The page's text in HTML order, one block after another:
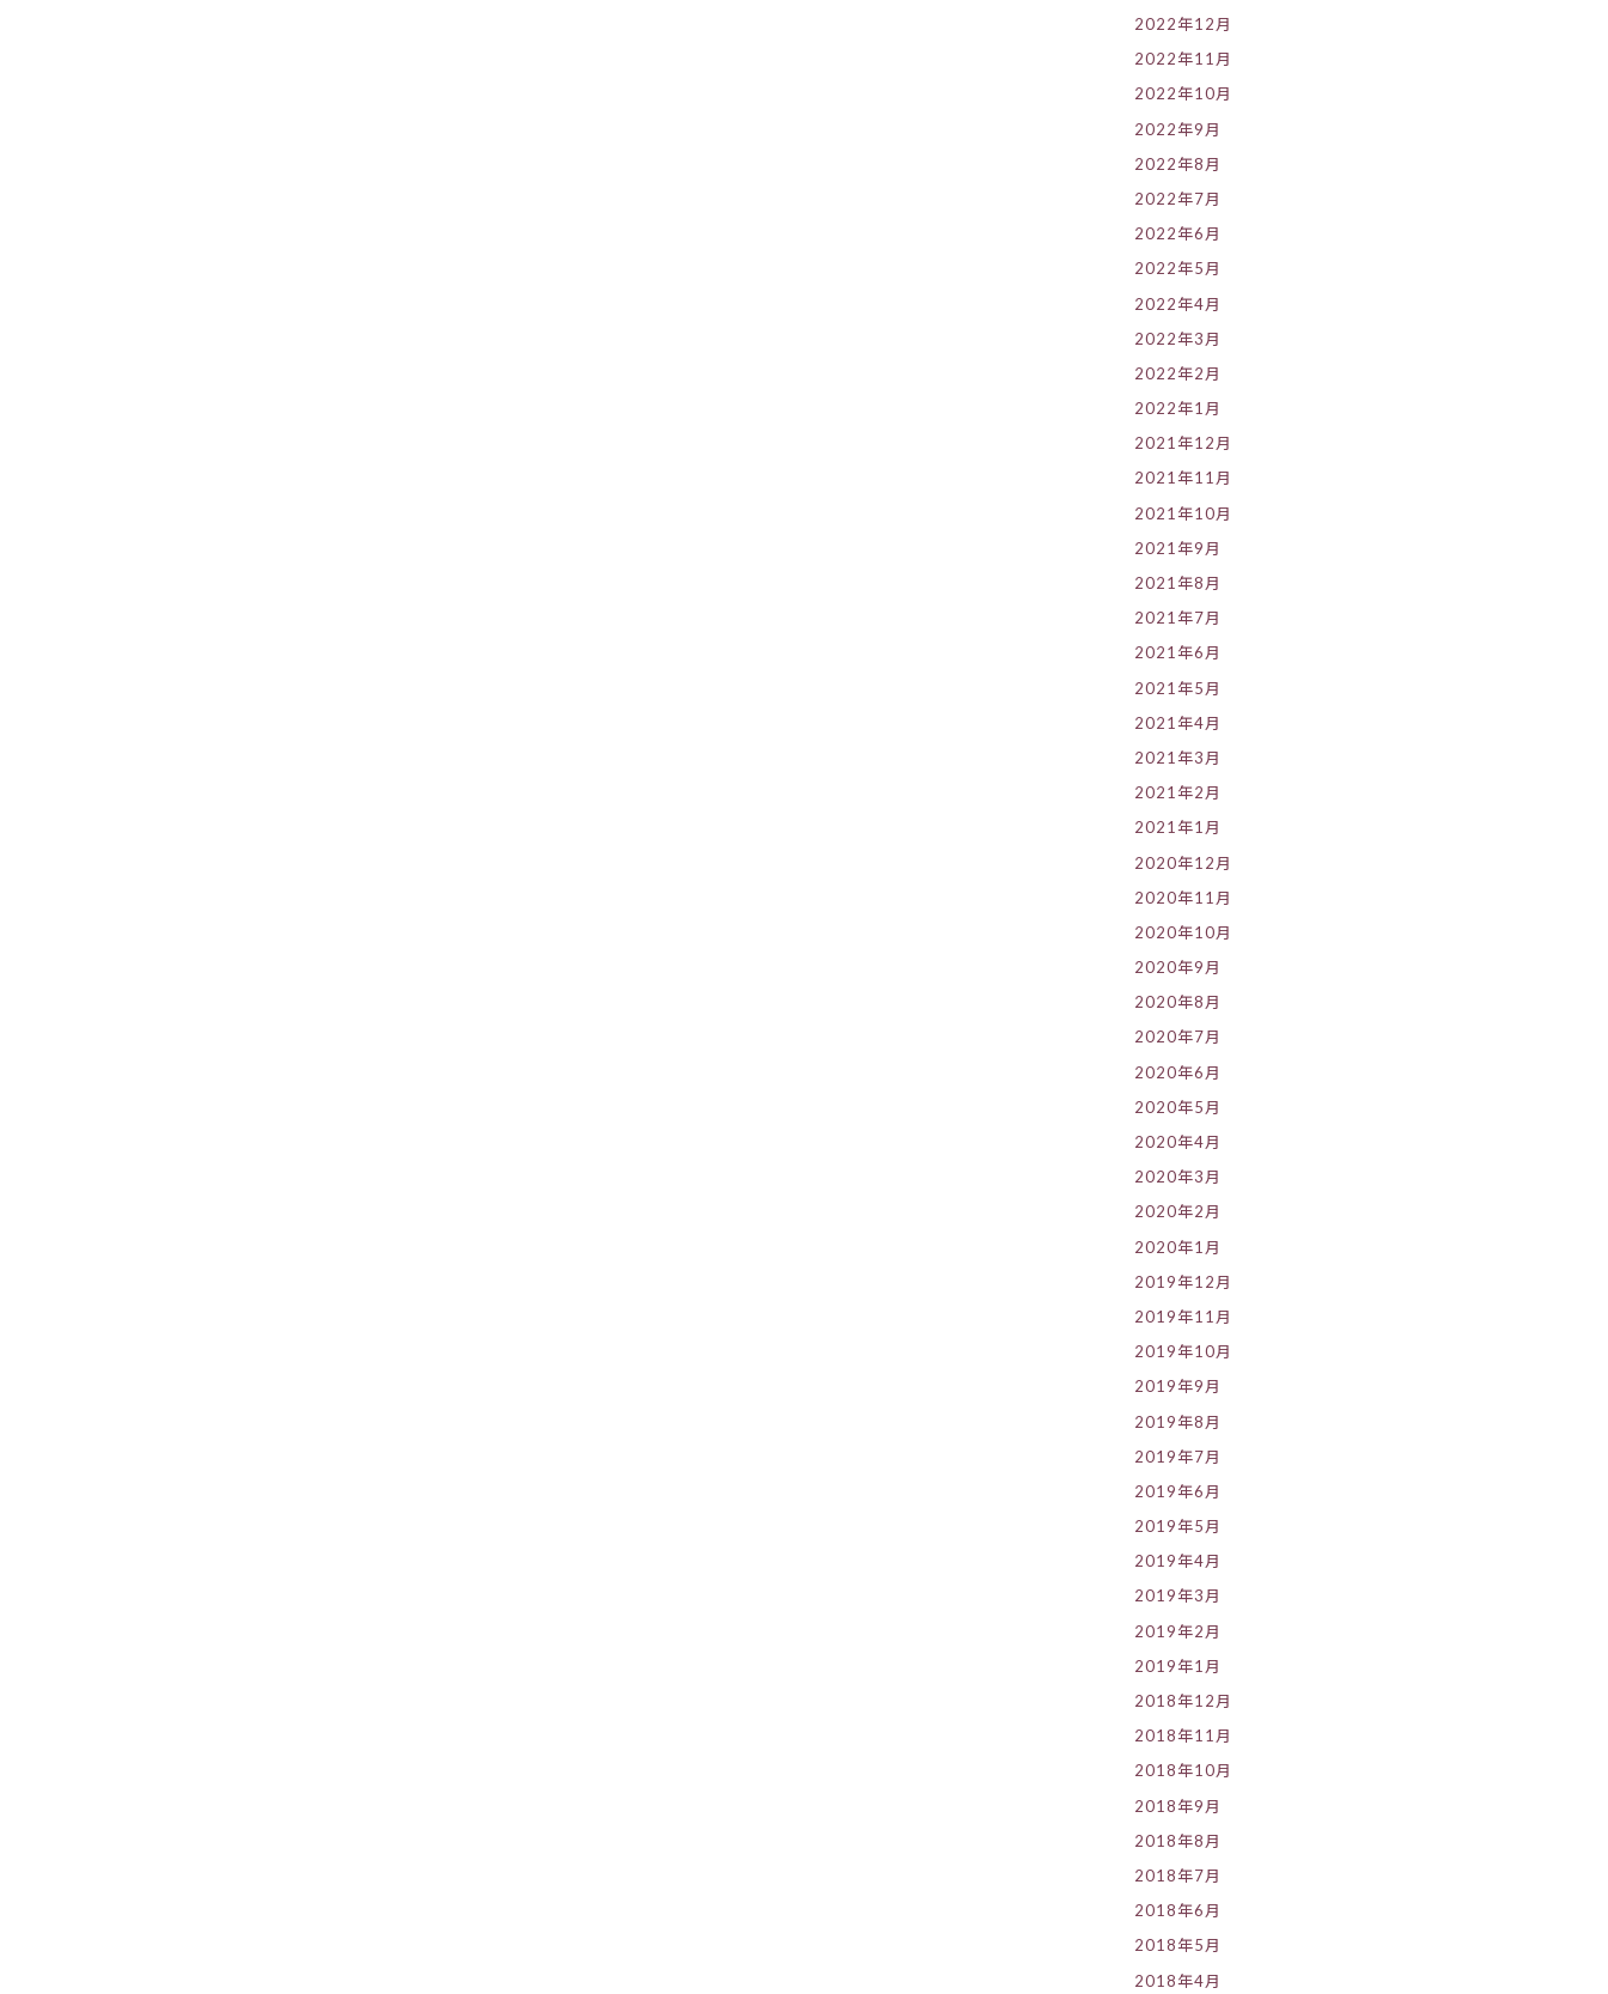
2022年12月
2022年11月
2022年10月
2022年9月
2022年8月
2022年7月
2022年6月
2022年5月
2022年4月
2022年3月
2022年2月
2022年1月
2021年12月
2021年11月
2021年10月
2021年9月
2021年8月
2021年7月
2021年6月
2021年5月
2021年4月
2021年3月
2021年2月
2021年1月
2020年12月
2020年11月
2020年10月
2020年9月
2020年8月
2020年7月
2020年6月
2020年5月
2020年4月
2020年3月
2020年2月
2020年1月
2019年12月
2019年11月
2019年10月
2019年9月
2019年8月
2019年7月
2019年6月
2019年5月
2019年4月
2019年3月
2019年2月
2019年1月
2018年12月
2018年11月
2018年10月
2018年9月
2018年8月
2018年7月
2018年6月
2018年5月
2018年4月